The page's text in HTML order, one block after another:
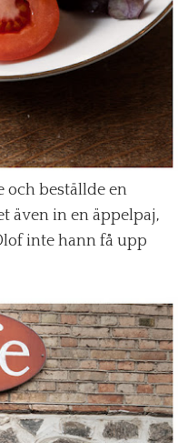
och beställde en
även in en äppelpaj,
inte hann få upp